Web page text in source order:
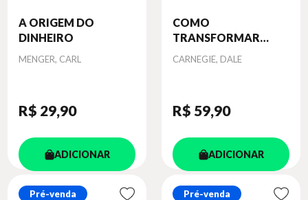
A ORIGEM DO
DINHEIRO
Autor
MENGER, CARL
R$ 29,90
ADICIONAR
COMO
TRANSFORMAR
MUDANÇAS...
Autor
CARNEGIE, DALE
R$ 59,90
ADICIONAR
Pré-venda Pré-venda